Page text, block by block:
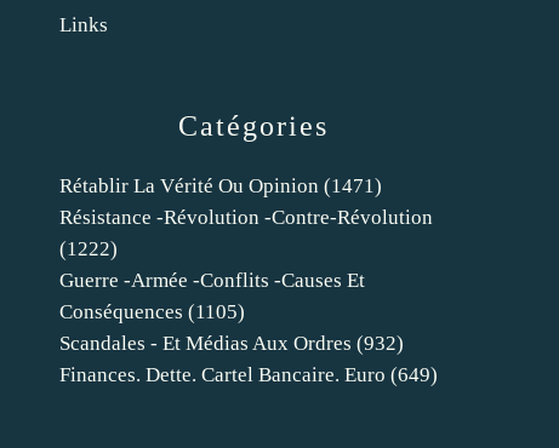
Catégories
Rétablir La Vérité Ou Opinion (1471)
Résistance -révolution -contre-Révolution
(1222)
Guerre -armée -conflits -causes Et
Conséquences (1105)
Scandales - Et Médias Aux Ordres (932)
Finances. Dette. Cartel Bancaire. Euro (649)
Links